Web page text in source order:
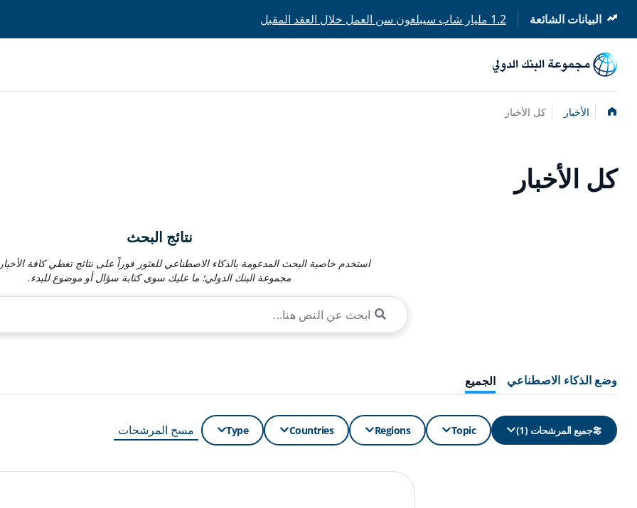
البيانات الشائعة 1.2 مليار شاب سيبلغون سن العمل خلال العقد المقبل
(opens
in
a
new
tab)
(opens
in
a
tab)
الصفحةالأخبار كل الأخبار
كل الأخبار
نتائج البحث
استخدم خاصية البحث المدعومة بالذكاء الاصطناعي للعثور فوراً على نتائج تغطي كافة
مجموعة البنك الدولي؛ ما عليك سوى كتابة سؤال أو موضوع للبدء.
وضع الذكاء الاصطناعي الجميع
جميع المرشحات (
1
)
Topic
Regions
Countries
Type مسح المرشحات